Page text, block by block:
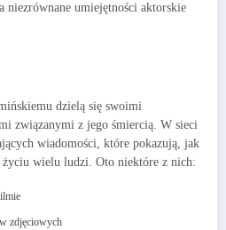
niezrównane umiejętności aktorskie
dzielą się swoimi
związanymi z jego śmiercią. W sieci
wiadomości, które pokazują, jak
życiu wielu ludzi. Oto niektóre z nich:
zdjęciowych